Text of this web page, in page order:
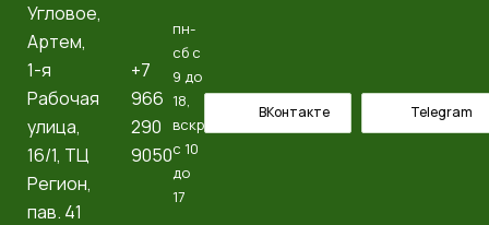
Угловое,
Артем, ​
1-я
Рабочая
улица,
16/1, ТЦ
Регион,
пав. 41
+7
966
290
9050
пн-
сб с
9 до
18,
вскр
с 10
до
17
ВКонтакте Telegram